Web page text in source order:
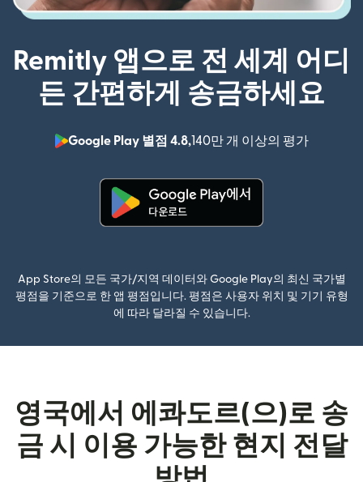
Remitly 앱으로 전 세계 어디
든 간편하게 송금하세요
Google Play 별점 4.8,140만 개 이상의 평가
App Store의 모든 국가/지역 데이터와 Google Play의 최신 국가별
평점을 기준으로 한 앱 평점입니다. 평점은 사용자 위치 및 기기 유형
에 따라 달라질 수 있습니다.
영국에서 에콰도르(으)로 송
금 시 이용 가능한 현지 전달